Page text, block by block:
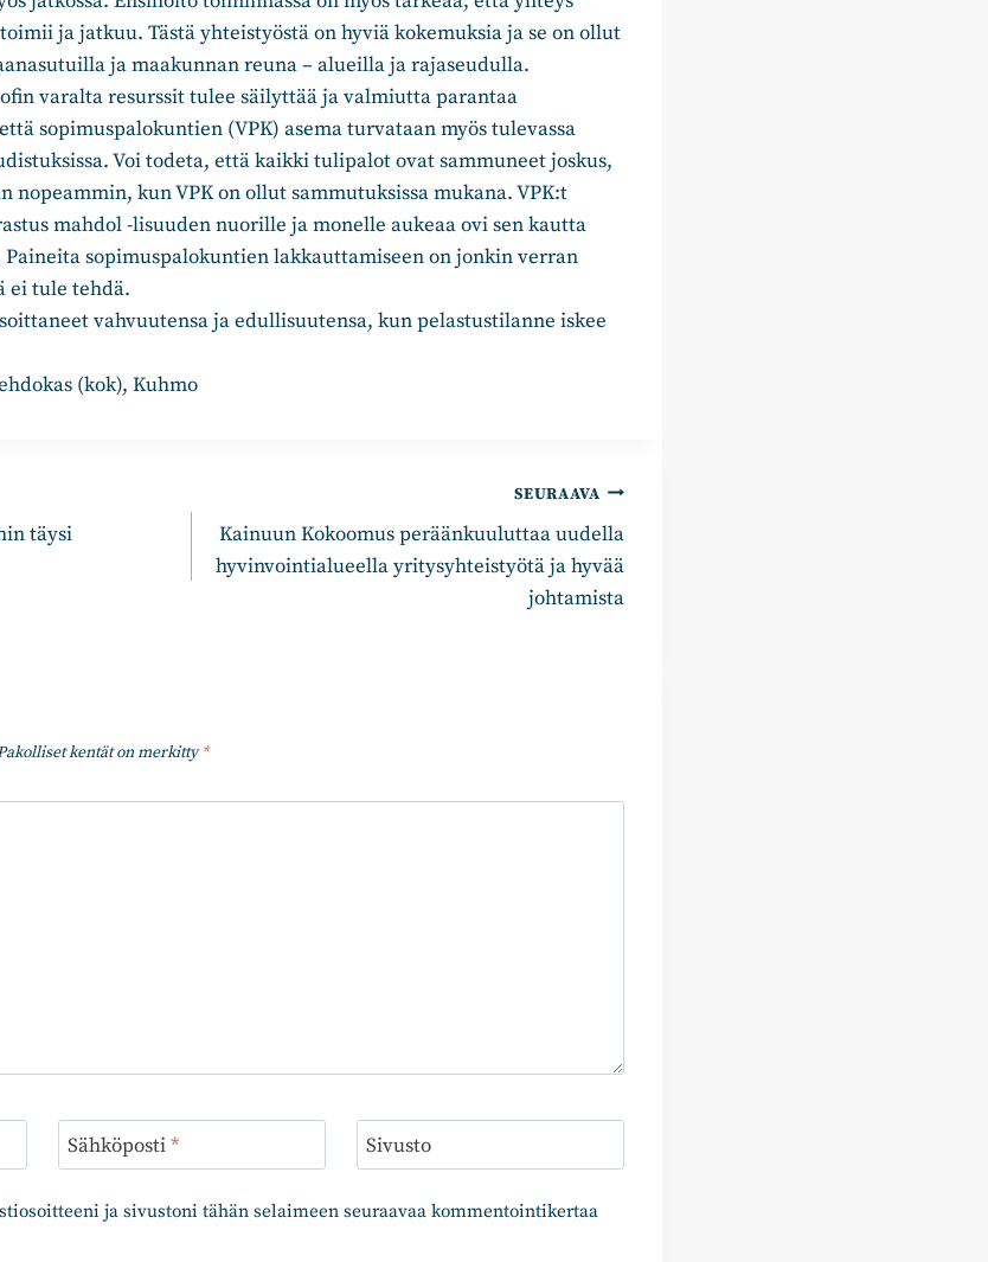
ja jatkuu. Tästä yhteistyöstä on hyviä kokemuksia ja se on ollut
ja maakunnan reuna – alueilla ja rajaseudulla.
varalta resurssit tulee säilyttää ja valmiutta parantaa
sopimuspalokuntien (VPK) asema turvataan myös tulevassa
Voi todeta, että kaikki tulipalot ovat sammuneet joskus,
nopeammin, kun VPK on ollut sammutuksissa mukana. VPK:t
mahdol -lisuuden nuorille ja monelle aukeaa ovi sen kautta
sopimuspalokuntien lakkauttamiseen on jonkin verran
ei tule tehdä.
vahvuutensa ja edullisuutensa, kun pelastustilanne iskee
(kok), Kuhmo
täysi
SEURAAVA
Kainuun Kokoomus peräänkuuluttaa uudella
hyvinvointialueella yritysyhteistyötä ja hyvää
johtamista
kentät on merkitty*
Sähköposti* Sivusto
ja sivustoni tähän selaimeen seuraavaa kommentointikertaa